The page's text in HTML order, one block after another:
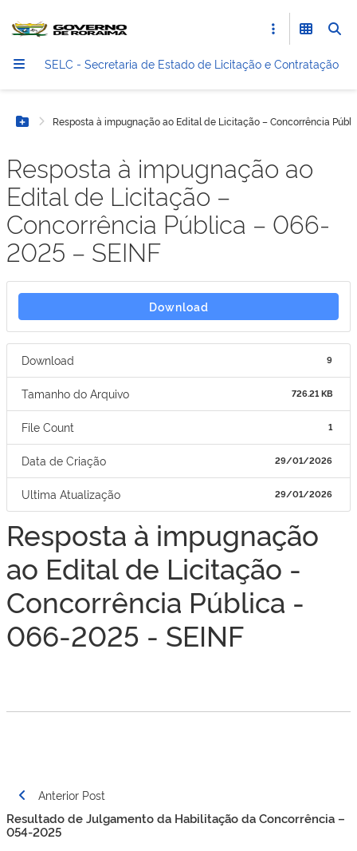
SELC - Secretaria de Estado de Licitação e Contratação
Botão Menu
Resposta à impugnação ao Edital de Licitação – Concorrência
Resposta à impugnação ao
Edital de Licitação –
Concorrência Pública – 066-
2025 – SEINF
Download
Download 9
Tamanho do Arquivo 726.21 KB
File Count 1
Data de Criação 29/01/2026
Ultima Atualização 29/01/2026
Resposta à impugnação
ao Edital de Licitação -
Concorrência Pública -
066-2025 - SEINF
Navegação
de
Post
Anterior Post
Resultado de Julgamento da Habilitação da Concorrência –
054-2025